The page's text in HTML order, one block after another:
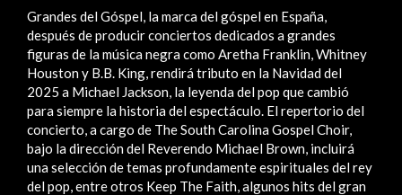
Grandes del Góspel, la marca del góspel en España,
después de producir conciertos dedicados a grandes
figuras de la música negra como Aretha Franklin, Whitney
Houston y B.B. King, rendirá tributo en la Navidad del
2025 a Michael Jackson, la leyenda del pop que cambió
para siempre la historia del espectáculo. El repertorio del
concierto, a cargo de The South Carolina Gospel Choir,
bajo la dirección del Reverendo Michael Brown, incluirá
una selección de temas profundamente espirituales del rey
del pop, entre otros Keep The Faith, algunos hits del gran